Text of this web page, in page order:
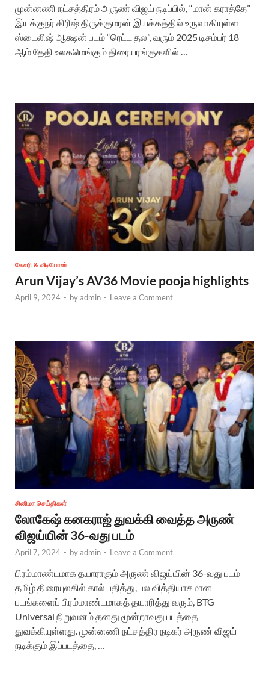
முன்னணி நட்சத்திரம் அருண் விஜய் நடிப்பில், “மான் கராத்தே”
இயக்குநர் கிரிஷ் திருக்குமரன் இயக்கத்தில் உருவாகியுள்ள
ஸ்டைலிஷ் ஆக்ஷன் படம் “ரெட்ட தல”, வரும் 2025 டிசம்பர் 18
ஆம் தேதி உலகமெங்கும் திரையரங்குகளில் …
கேலரி & வீடியோஸ்
Arun Vijay’s AV36 Movie pooja highlights
April 9, 2024 - byadmin - Leave a Comment
சினிமா செய்திகள்
லோகேஷ் கனகராஜ் துவக்கி வைத்த அருண்
விஜய்யின் 36-வது படம்
April 7, 2024 - byadmin - Leave a Comment
பிரம்மாண்டமாக தயாராகும் அருண் விஜய்யின் 36-வது படம்
தமிழ் திரையுலகில் கால் பதித்து, பல வித்தியாசமான
படங்களைப் பிரம்மாண்டமாகத் தயாரித்து வரும், BTG
Universal நிறுவனம் தனது மூன்றாவது படத்தை
துவக்கியுள்ளது. முன்னணி நட்சத்திர நடிகர் அருண் விஜய்
நடிக்கும் இப்படத்தை, …